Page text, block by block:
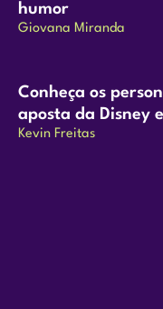
humor
Giovana Miranda
Conheça os
aposta da Disney
Kevin Freitas